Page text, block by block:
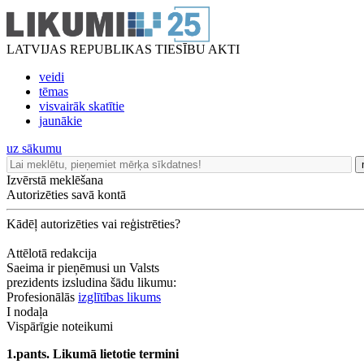
LATVIJAS REPUBLIKAS TIESĪBU AKTI
veidi
tēmas
visvairāk skatītie
jaunākie
uz sākumu
Izvērstā meklēšana
Autorizēties savā kontā
Kādēļ autorizēties vai reģistrēties?
Attēlotā redakcija
Saeima ir pieņēmusi un Valsts
prezidents izsludina šādu likumu:
Profesionālās izglītības likums
I nodaļa
Vispārīgie noteikumi
1.pants. Likumā lietotie termini